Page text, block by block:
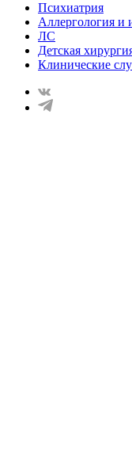
Психиатрия
Аллергология и
ЛС
Детская
Клинические